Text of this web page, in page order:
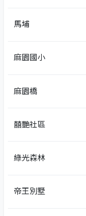
馬埔
麻園國小
麻園橋
囍艷社區
綠光森林
帝王別墅